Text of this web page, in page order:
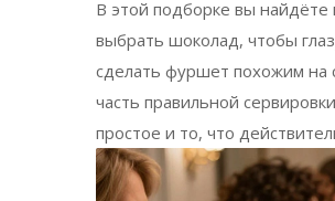
В этой подборке вы найдёте
выбрать шоколад, чтобы
сделать фуршет похожим на
часть правильной
простое и то, что